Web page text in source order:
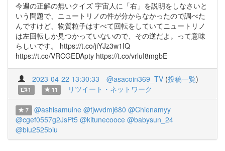
今週の正解の無いクイズ 宇宙人に「右」を説明をしなさいと
いう問題で、ニュートリノの件が分からなかったので調べた
んですけど、物質粒子はすべて回転をしていてニュートリノ
は左回転しか見つかっていないので、その逆だよ。って意味
らしいです。 https://t.co/jiYJz3w1IQ
https://t.co/VRCGEDApty https://t.co/vrluI8mgbE
2023-04-22 13:30:33 @asacoin369_TV (投稿一覧)
1 11 リツイート・ネットワーク
7 @ashisamuine @tjwvdmj680 @Chienamyy
@cgef0557g2JsPt5 @kitunecooce @babysun_24
@biu2525biu